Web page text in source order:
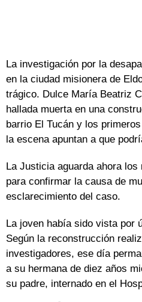
La investigación por la
en la ciudad misionera de
trágico. Dulce María Beatriz
hallada muerta en una
barrio El Tucán y los
la escena apuntan a que
La Justicia aguarda ahora
para confirmar la causa de
esclarecimiento del caso.
La joven había sido vista por
Según la reconstrucción
investigadores, ese día
a su hermana de diez años
su padre, internado en el